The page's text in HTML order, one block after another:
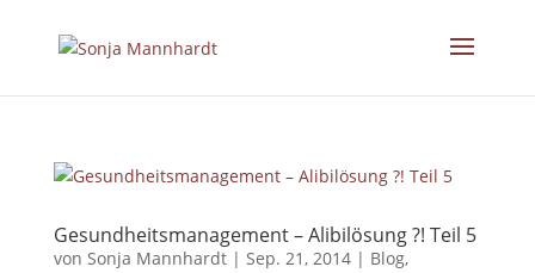
Gesundheitsmanagement – Alibilösung ?! Teil 5
von Sonja Mannhardt| Sep. 21, 2014| Blog,